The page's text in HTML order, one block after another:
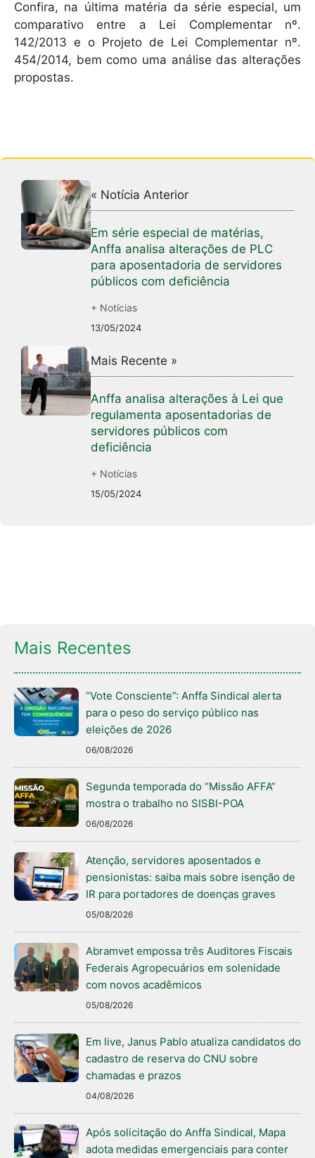
Confira, na última matéria da série especial, um
comparativo entre a Lei Complementar nº.
142/2013 e o Projeto de Lei Complementar nº.
454/2014, bem como uma análise das alterações
propostas.
« Notícia Anterior
Em série especial de matérias,
Anffa analisa alterações de PLC
para aposentadoria de servidores
públicos com deficiência
+ Notícias
13/05/2024
Mais Recente »
Anffa analisa alterações à Lei que
regulamenta aposentadorias de
servidores públicos com
deficiência
+ Notícias
15/05/2024
Mais Recentes
“Vote Consciente”: Anffa Sindical alerta
para o peso do serviço público nas
eleições de 2026
06/08/2026
Segunda temporada do “Missão AFFA”
mostra o trabalho no SISBI-POA
06/08/2026
Atenção, servidores aposentados e
pensionistas: saiba mais sobre isenção de
IR para portadores de doenças graves
05/08/2026
Abramvet empossa três Auditores Fiscais
Federais Agropecuários em solenidade
com novos acadêmicos
05/08/2026
Em live, Janus Pablo atualiza candidatos do
cadastro de reserva do CNU sobre
chamadas e prazos
04/08/2026
Após solicitação do Anffa Sindical, Mapa
adota medidas emergenciais para conter